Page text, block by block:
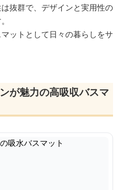
抜群で、デザインと実用性の
ットとして日々の暮らしをサ
が魅力の高吸収バスマ